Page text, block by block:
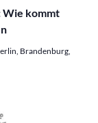
Wie kommt
Brandenburg,